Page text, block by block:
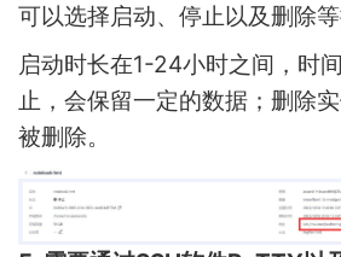
可以选择启动、停止以及删除等
启动时长在1-24小时之间，时
止，会保留一定的数据；删除
被删除。